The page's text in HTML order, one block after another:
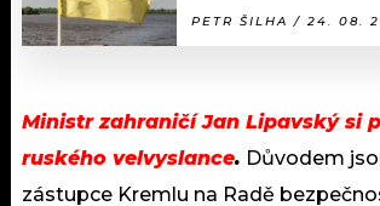
PETR ŠILHA / 24. 08.
Ministr zahraničí Jan Lipavský si
ruského velvyslance. Důvodem
zástupce Kremlu na Radě